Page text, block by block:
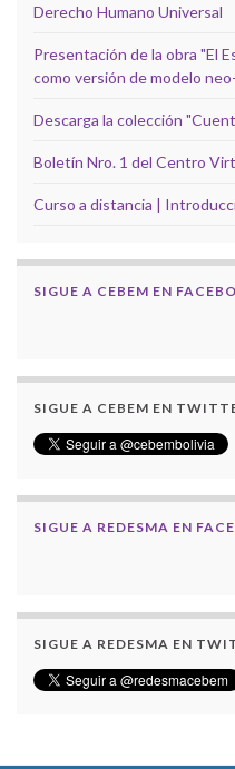
Derecho Humano Universal
Presentación de la obra "El
como versión de modelo
Descarga la colección
Boletín Nro. 1 del Centro
Curso a distancia |
SIGUE A CEBEM EN
SIGUE A CEBEM EN
SIGUE A REDESMA EN
SIGUE A REDESMA EN